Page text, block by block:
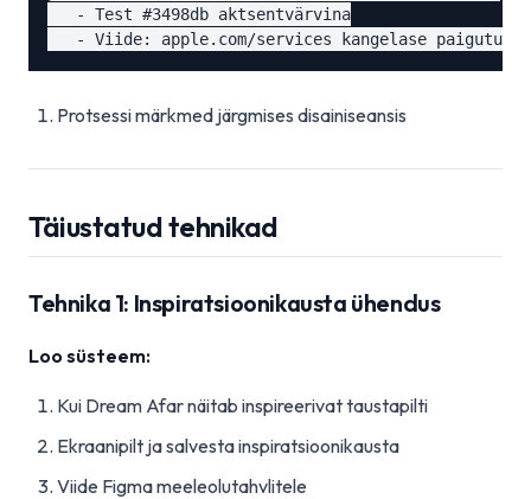
   - Test #3498db aktsentvärvina
Protsessi märkmed järgmises disainiseansis
Täiustatud tehnikad
Tehnika 1: Inspiratsioonikausta ühendus
Loo süsteem:
Kui Dream Afar näitab inspireerivat taustapilti
Ekraanipilt ja salvesta inspiratsioonikausta
Viide Figma meeleolutahvlitele